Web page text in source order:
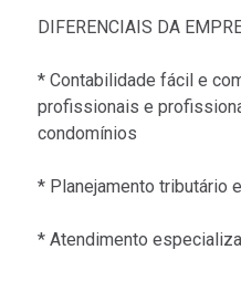
DIFERENCIAIS DA
* Contabilidade fácil e
profissionais e
condomínios
* Planejamento tributário
* Atendimento